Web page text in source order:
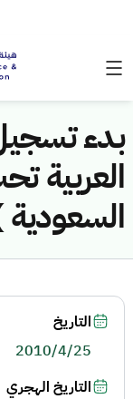
بدء
العربية
السعودية
التاريخ
2010/4/25
التاريخ الهجري